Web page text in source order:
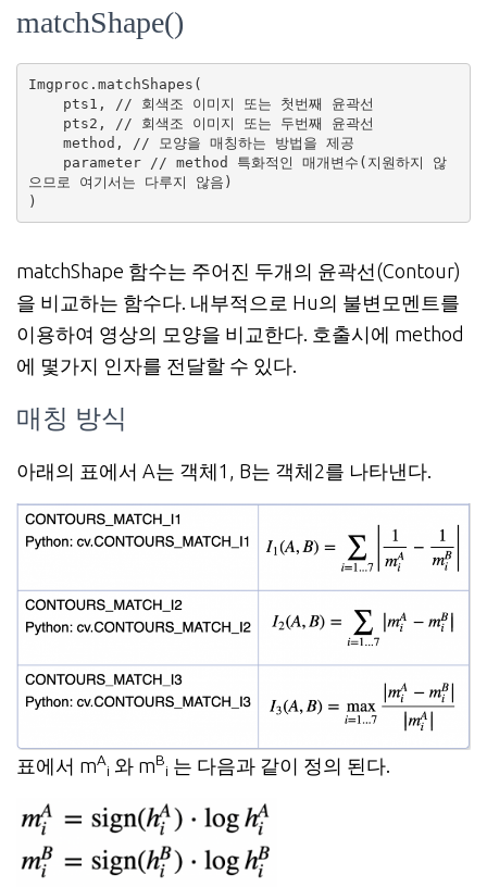
matchShape()
Imgproc.matchShapes(
    pts2,
// 회색조 이미지 또는 두번째 윤곽선
으므로 여기서는 다루지 않음)
)
matchShape 함수는 주어진 두개의 윤곽선(Contour)
을 비교하는 함수다. 내부적으로 Hu의 불변모멘트를
이용하여 영상의 모양을 비교한다. 호출시에 method
에 몇가지 인자를 전달할 수 있다.
매칭 방식
아래의 표에서 A는 객체1, B는 객체2를 나타낸다.
표에서 mA
i 와 mB
i 는 다음과 같이 정의 된다.